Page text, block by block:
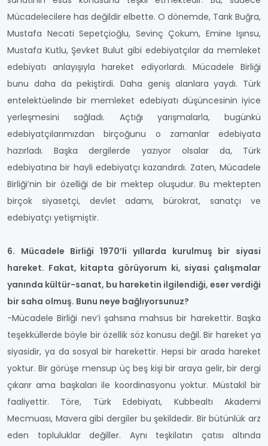
Mücadelecilere has değildir elbette. O dönemde, Tarık Buğra,
Mustafa Necati Sepetçioğlu, Sevinç Çokum, Emine Işınsu,
Mustafa Kutlu, Şevket Bulut gibi edebiyatçılar da memleket
edebiyatı anlayışıyla hareket ediyorlardı. Mücadele Birliği
bunu daha da pekiştirdi. Daha geniş alanlara yaydı. Türk
entelektüelinde bir memleket edebiyatı düşüncesinin iyice
yerleşmesini sağladı. Açtığı yarışmalarla, bugünkü
edebiyatçılarımızdan birçoğunu o zamanlar edebiyata
hazırladı. Başka dergilerde yazıyor olsalar da, Türk
edebiyatına bir hayli edebiyatçı kazandırdı. Zaten, Mücadele
Birliği’nin bir özelliği de bir mektep oluşudur. Bu mektepten
birçok siyasetçi, devlet adamı, bürokrat, sanatçı ve
edebiyatçı yetişmiştir.
6. Mücadele Birliği 1970’li yıllarda kurulmuş bir siyasi
hareket. Fakat, kitapta görüyorum ki, siyasi çalışmalar
yanında kültür-sanat, bu hareketin ilgilendiği, eser verdiği
bir saha olmuş. Bunu neye bağlıyorsunuz?
-Mücadele Birliği nev’i şahsına mahsus bir harekettir. Başka
teşekküllerde böyle bir özellik söz konusu değil. Bir hareket ya
siyasidir, ya da sosyal bir harekettir. Hepsi bir arada hareket
yoktur. Bir görüşe mensup üç beş kişi bir araya gelir, bir dergi
çıkarır ama başkaları ile koordinasyonu yoktur. Müstakil bir
faaliyettir. Töre, Türk Edebiyatı, Kubbealtı Akademi
Mecmuası, Mavera gibi dergiler bu şekildedir. Bir bütünlük arz
eden topluluklar değiller. Aynı teşkilatın çatısı altında